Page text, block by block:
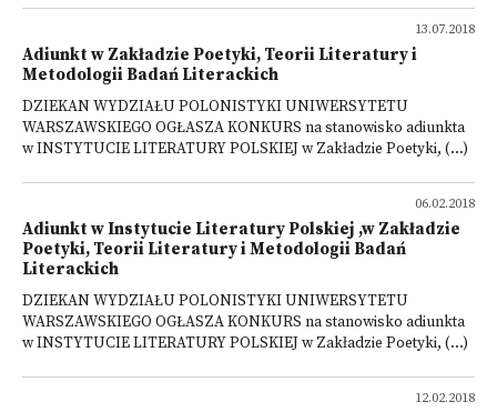
13.07.2018
Adiunkt w Zakładzie Poetyki, Teorii Literatury i
Metodologii Badań Literackich
DZIEKAN WYDZIAŁU POLONISTYKI UNIWERSYTETU
WARSZAWSKIEGO OGŁASZA KONKURS na stanowisko adiunkta
w INSTYTUCIE LITERATURY POLSKIEJ w Zakładzie Poetyki, (...)
06.02.2018
Adiunkt w Instytucie Literatury Polskiej ,w Zakładzie
Poetyki, Teorii Literatury i Metodologii Badań
Literackich
DZIEKAN WYDZIAŁU POLONISTYKI UNIWERSYTETU
WARSZAWSKIEGO OGŁASZA KONKURS na stanowisko adiunkta
w INSTYTUCIE LITERATURY POLSKIEJ w Zakładzie Poetyki, (...)
12.02.2018